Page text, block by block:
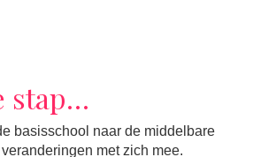
stap…
basisschool naar de middelbare
met zich mee.